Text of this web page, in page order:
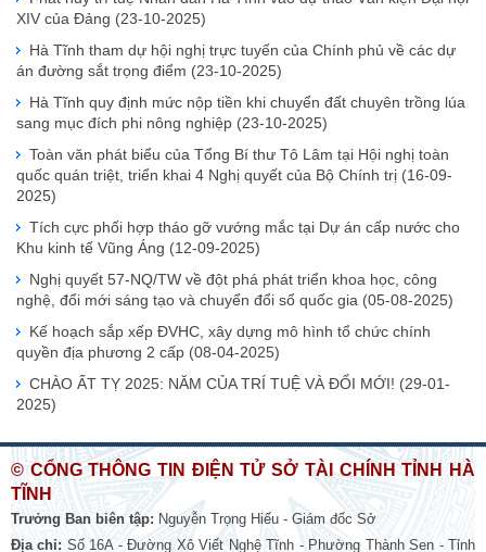
XIV của Đảng (23-10-2025)
Hà Tĩnh tham dự hội nghị trực tuyến của Chính phủ về các dự
án đường sắt trọng điểm (23-10-2025)
Hà Tĩnh quy định mức nộp tiền khi chuyển đất chuyên trồng lúa
sang mục đích phi nông nghiệp (23-10-2025)
Toàn văn phát biểu của Tổng Bí thư Tô Lâm tại Hội nghị toàn
quốc quán triệt, triển khai 4 Nghị quyết của Bộ Chính trị (16-09-
2025)
Tích cực phối hợp tháo gỡ vướng mắc tại Dự án cấp nước cho
Khu kinh tế Vũng Áng (12-09-2025)
Nghị quyết 57-NQ/TW về đột phá phát triển khoa học, công
nghệ, đổi mới sáng tạo và chuyển đổi số quốc gia (05-08-2025)
Kế hoạch sắp xếp ĐVHC, xây dựng mô hình tổ chức chính
quyền địa phương 2 cấp (08-04-2025)
CHÀO ẤT TỴ 2025: NĂM CỦA TRÍ TUỆ VÀ ĐỔI MỚI! (29-01-
2025)
© CỔNG THÔNG TIN ĐIỆN TỬ SỞ TÀI CHÍNH TỈNH HÀ
TĨNH
Trưởng Ban biên tập: Nguyễn Trọng Hiếu - Giám đốc Sở
Địa chỉ: Số 16A - Đường Xô Viết Nghệ Tĩnh - Phường Thành Sen - Tỉnh